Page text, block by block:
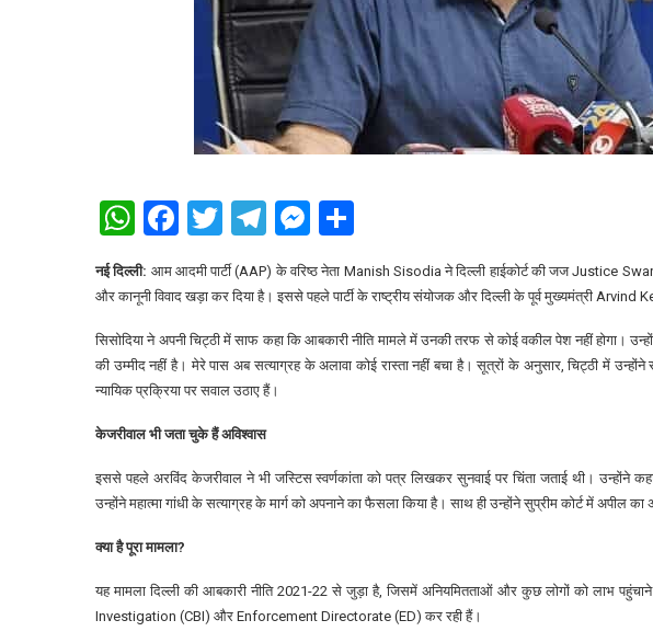
WhatsApp
Facebook
Twitter
Telegram
Messenger
नई दिल्ली: आम आदमी पार्टी (AAP) के वरिष्ठ नेता Manish Sisodia ने दिल्ली हाईकोर्ट की जज Justice
और कानूनी विवाद खड़ा कर दिया है। इससे पहले पार्टी के राष्ट्रीय संयोजक और दिल्ली के पूर्व मुख्यमंत्री Arvind
सिसोदिया ने अपनी चिट्ठी में साफ कहा कि आबकारी नीति मामले में उनकी तरफ से कोई वकील पेश नहीं होगा।
की उम्मीद नहीं है। मेरे पास अब सत्याग्रह के अलावा कोई रास्ता नहीं बचा है। सूत्रों के अनुसार, चिट्ठी में
न्यायिक प्रक्रिया पर सवाल उठाए हैं।
केजरीवाल भी जता चुके हैं अविश्वास
इससे पहले अरविंद केजरीवाल ने भी जस्टिस स्वर्णकांता को पत्र लिखकर सुनवाई पर चिंता जताई थी। उन्होंने कहा
उन्होंने महात्मा गांधी के सत्याग्रह के मार्ग को अपनाने का फैसला किया है। साथ ही उन्होंने सुप्रीम कोर्ट में अपील
क्या है पूरा मामला?
यह मामला दिल्ली की आबकारी नीति 2021-22 से जुड़ा है, जिसमें अनियमितताओं और कुछ लोगों को लाभ
Investigation (CBI) और Enforcement Directorate (ED) कर रही हैं।